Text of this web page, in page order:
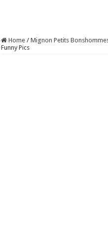
Home / Mignon Petits
Funny Pics